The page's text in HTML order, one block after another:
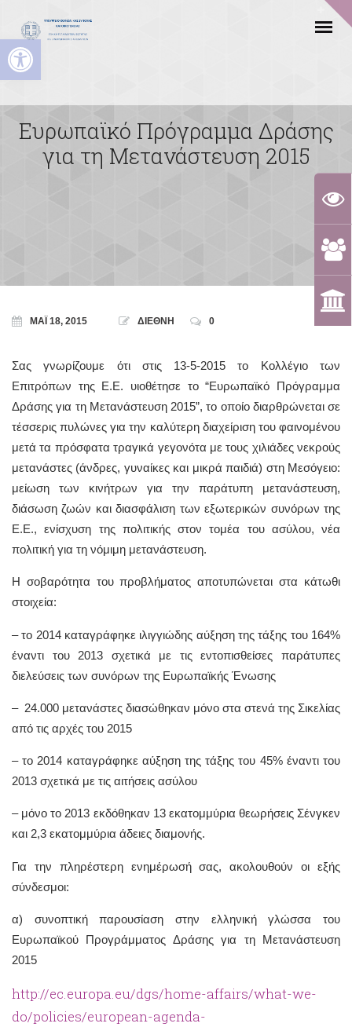
Ανοίξτε τη γραμμή εργαλείων
Ευρωπαϊκό Πρόγραμμα Δράσης
για τη Μετανάστευση 2015
ΜΆΙ 18, 2015 ΔΙΕΘΝΗ 0
Σας γνωρίζουμε ότι στις 13-5-2015 το Κολλέγιο των
Επιτρόπων της Ε.Ε. υιοθέτησε το “Ευρωπαϊκό Πρόγραμμα
Δράσης για τη Μετανάστευση 2015”, το οποίο διαρθρώνεται σε
τέσσερις πυλώνες για την καλύτερη διαχείριση του φαινομένου
μετά τα πρόσφατα τραγικά γεγονότα με τους χιλιάδες νεκρούς
μετανάστες (άνδρες, γυναίκες και μικρά παιδιά) στη Μεσόγειο:
μείωση των κινήτρων για την παράτυπη μετανάστευση,
διάσωση ζωών και διασφάλιση των εξωτερικών συνόρων της
Ε.Ε., ενίσχυση της πολιτικής στον τομέα του ασύλου, νέα
πολιτική για τη νόμιμη μετανάστευση.
Η σοβαρότητα του προβλήματος αποτυπώνεται στα κάτωθι
στοιχεία:
– το 2014 καταγράφηκε ιλιγγιώδης αύξηση της τάξης του 164%
έναντι του 2013 σχετικά με τις εντοπισθείσες παράτυπες
διελεύσεις των συνόρων της Ευρωπαϊκής Ένωσης
– 24.000 μετανάστες διασώθηκαν μόνο στα στενά της Σικελίας
από τις αρχές του 2015
– το 2014 καταγράφηκε αύξηση της τάξης του 45% έναντι του
2013 σχετικά με τις αιτήσεις ασύλου
– μόνο το 2013 εκδόθηκαν 13 εκατομμύρια θεωρήσεις Σένγκεν
και 2,3 εκατομμύρια άδειες διαμονής.
Για την πληρέστερη ενημέρωσή σας, ακολουθούν οι εξής
σύνδεσμοι:
α) συνοπτική παρουσίαση στην ελληνική γλώσσα του
Ευρωπαϊκού Προγράμματος Δράσης για τη Μετανάστευση
2015
http://ec.europa.eu/dgs/home-affairs/what-we-
do/policies/european-agenda-